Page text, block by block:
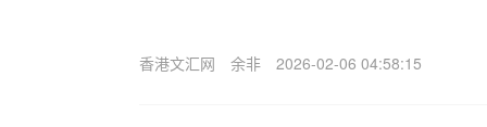
香港文汇网 余非 2026-02-06 04:58:15